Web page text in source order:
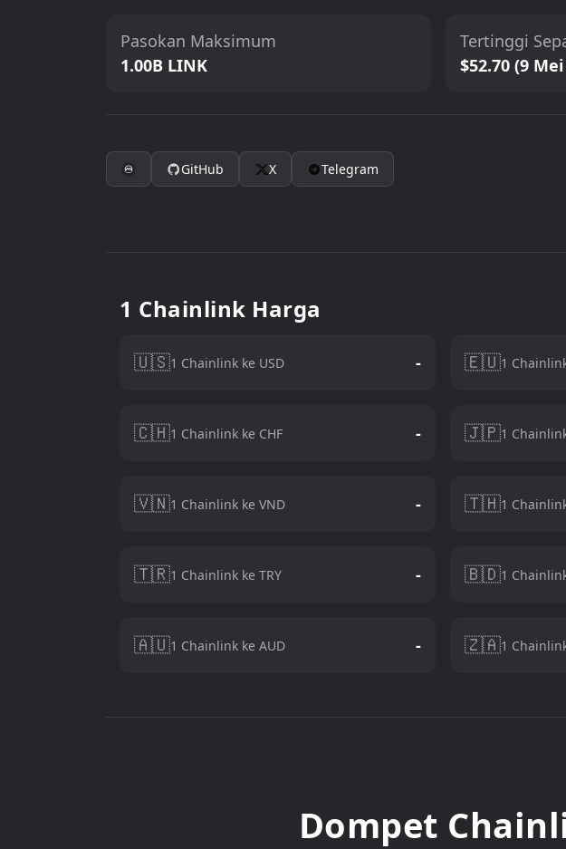
Pasokan Maksimum
1.00B LINK
Tertinggi
$52.70 (9
GitHub X Telegram
1 Chainlink Harga
🇺🇸1 Chainlink ke USD - 🇪🇺1
🇨🇭1 Chainlink ke CHF - 🇯🇵1
🇻🇳1 Chainlink ke VND - 🇹🇭1
🇹🇷1 Chainlink ke TRY - 🇧🇩1
🇦🇺1 Chainlink ke AUD - 🇿🇦1
Dompet